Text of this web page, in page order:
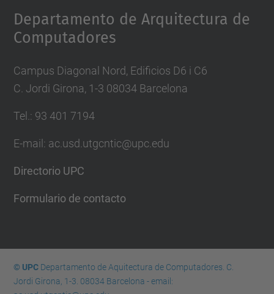
Departamento de Arquitectura de
Computadores
Campus Diagonal Nord, Edificios D6 i C6
C. Jordi Girona, 1-3 08034 Barcelona
Tel.: 93 401 7194
E-mail: ac.usd.utgcntic@upc.edu
Directorio UPC
Formulario de contacto
© UPCDepartamento de Aquitectura de Computadores. C.
Jordi Girona, 1-3. 08034 Barcelona - email: